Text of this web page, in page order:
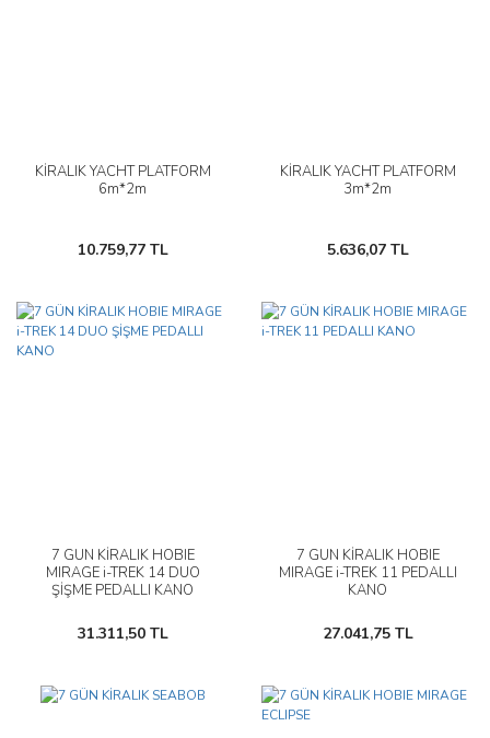
KİRALIK YACHT PLATFORM
6m*2m
10.759,77 TL
KİRALIK YACHT PLATFORM
3m*2m
5.636,07 TL
7 GÜN KİRALIK HOBIE
MIRAGE i-TREK 14 DUO
ŞİŞME PEDALLI KANO
31.311,50 TL
7 GÜN KİRALIK HOBIE
MIRAGE i-TREK 11 PEDALLI
KANO
27.041,75 TL